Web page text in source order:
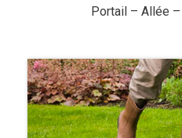
Portail – Allée –